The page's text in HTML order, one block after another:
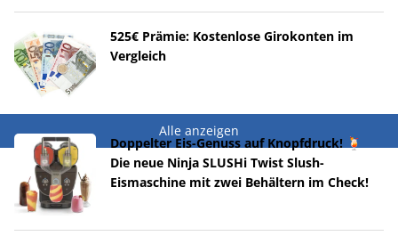
525€ Prämie: Kostenlose Girokonten im
Vergleich
Alle anzeigen
Doppelter Eis-Genuss auf Knopfdruck! 🍹
Die neue Ninja SLUSHi Twist Slush-
Eismaschine mit zwei Behältern im Check!